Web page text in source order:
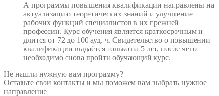
А программы повышения квалификации направлены на
актуализацию теоретических знаний и улучшение
рабочих функций специалистов в их прежней
профессии. Курс обучения является краткосрочным и
длится от 72 до 100 ауд. ч. Свидетельство о повышении
квалификации выдаётся только на 5 лет, после чего
необходимо снова пройти обучающий курс.
Не нашли нужную вам программу?
Оставьте свои контакты и мы поможем вам выбрать нужное
направление